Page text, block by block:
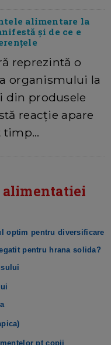
alimentare la
și de ce e
reprezintă o
organismului la
produsele
reacție apare
timp…
optim pentru diversificare
pentru hrana solida?
pt copii